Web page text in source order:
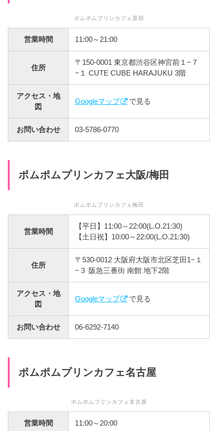
ポムポムプリンカフェ原宿
営業時間 11:00～21:00
住所
〒150-0001 東京都渋谷区神宮前１−７
−１ CUTE CUBE HARAJUKU 3階
アクセス・地
図
Googleマップ で見る
お問い合わせ 03-5786-0770
ポムポムプリンカフェ大阪/梅田
ポムポムプリンカフェ梅田
営業時間
【平日】11:00～22:00(L.O.21:30)
【土日祝】10:00～22:00(L.O.21:30)
住所
〒530-0012 大阪府大阪市北区芝田1−１
−３ 阪急三番街 南館 地下2階
アクセス・地
図
Googleマップ で見る
お問い合わせ 06-6292-7140
ポムポムプリンカフェ名古屋
ポムポムプリンカフェ名古屋
営業時間 11:00～20:00